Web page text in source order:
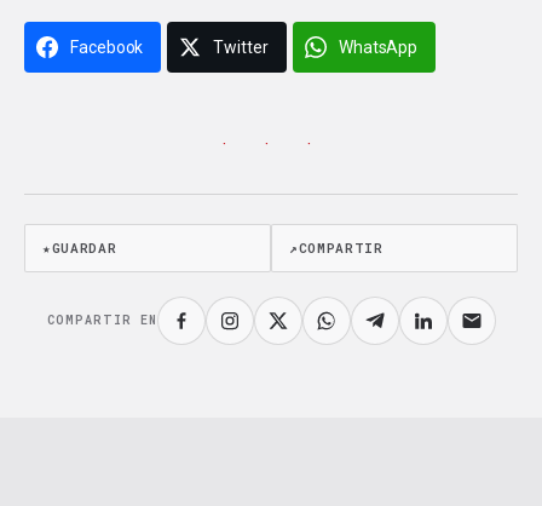
Facebook Twitter WhatsApp
· · ·
★GUARDAR ↗COMPARTIR
COMPARTIR EN